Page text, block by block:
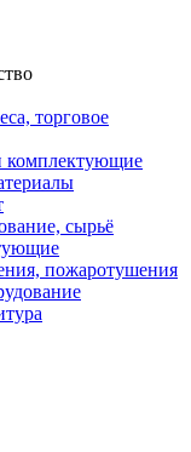
торговое
комплектующие
сырьё
пожаротушения